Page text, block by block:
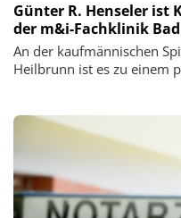
Günter R. Henseler ist
der m&i-Fachklinik
An der kaufmännischen
Heilbrunn ist es zu einem